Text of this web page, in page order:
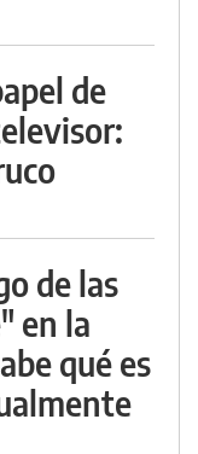
de
de las
en la
qué es